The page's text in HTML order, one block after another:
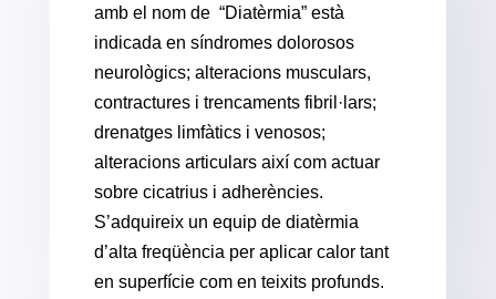
amb el nom de “Diatèrmia” està
indicada en síndromes dolorosos
neurològics; alteracions musculars,
contractures i trencaments fibril·lars;
drenatges limfàtics i venosos;
alteracions articulars així com actuar
sobre cicatrius i adherències.
S’adquireix un equip de diatèrmia
d’alta freqüència per aplicar calor tant
en superfície com en teixits profunds.